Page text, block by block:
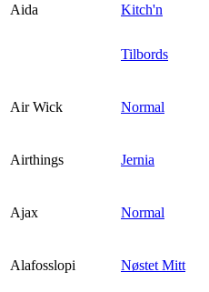
Aida
Kitch'n
Tilbords
Air Wick Normal
Airthings Jernia
Ajax Normal
Alafosslopi Nøstet Mitt